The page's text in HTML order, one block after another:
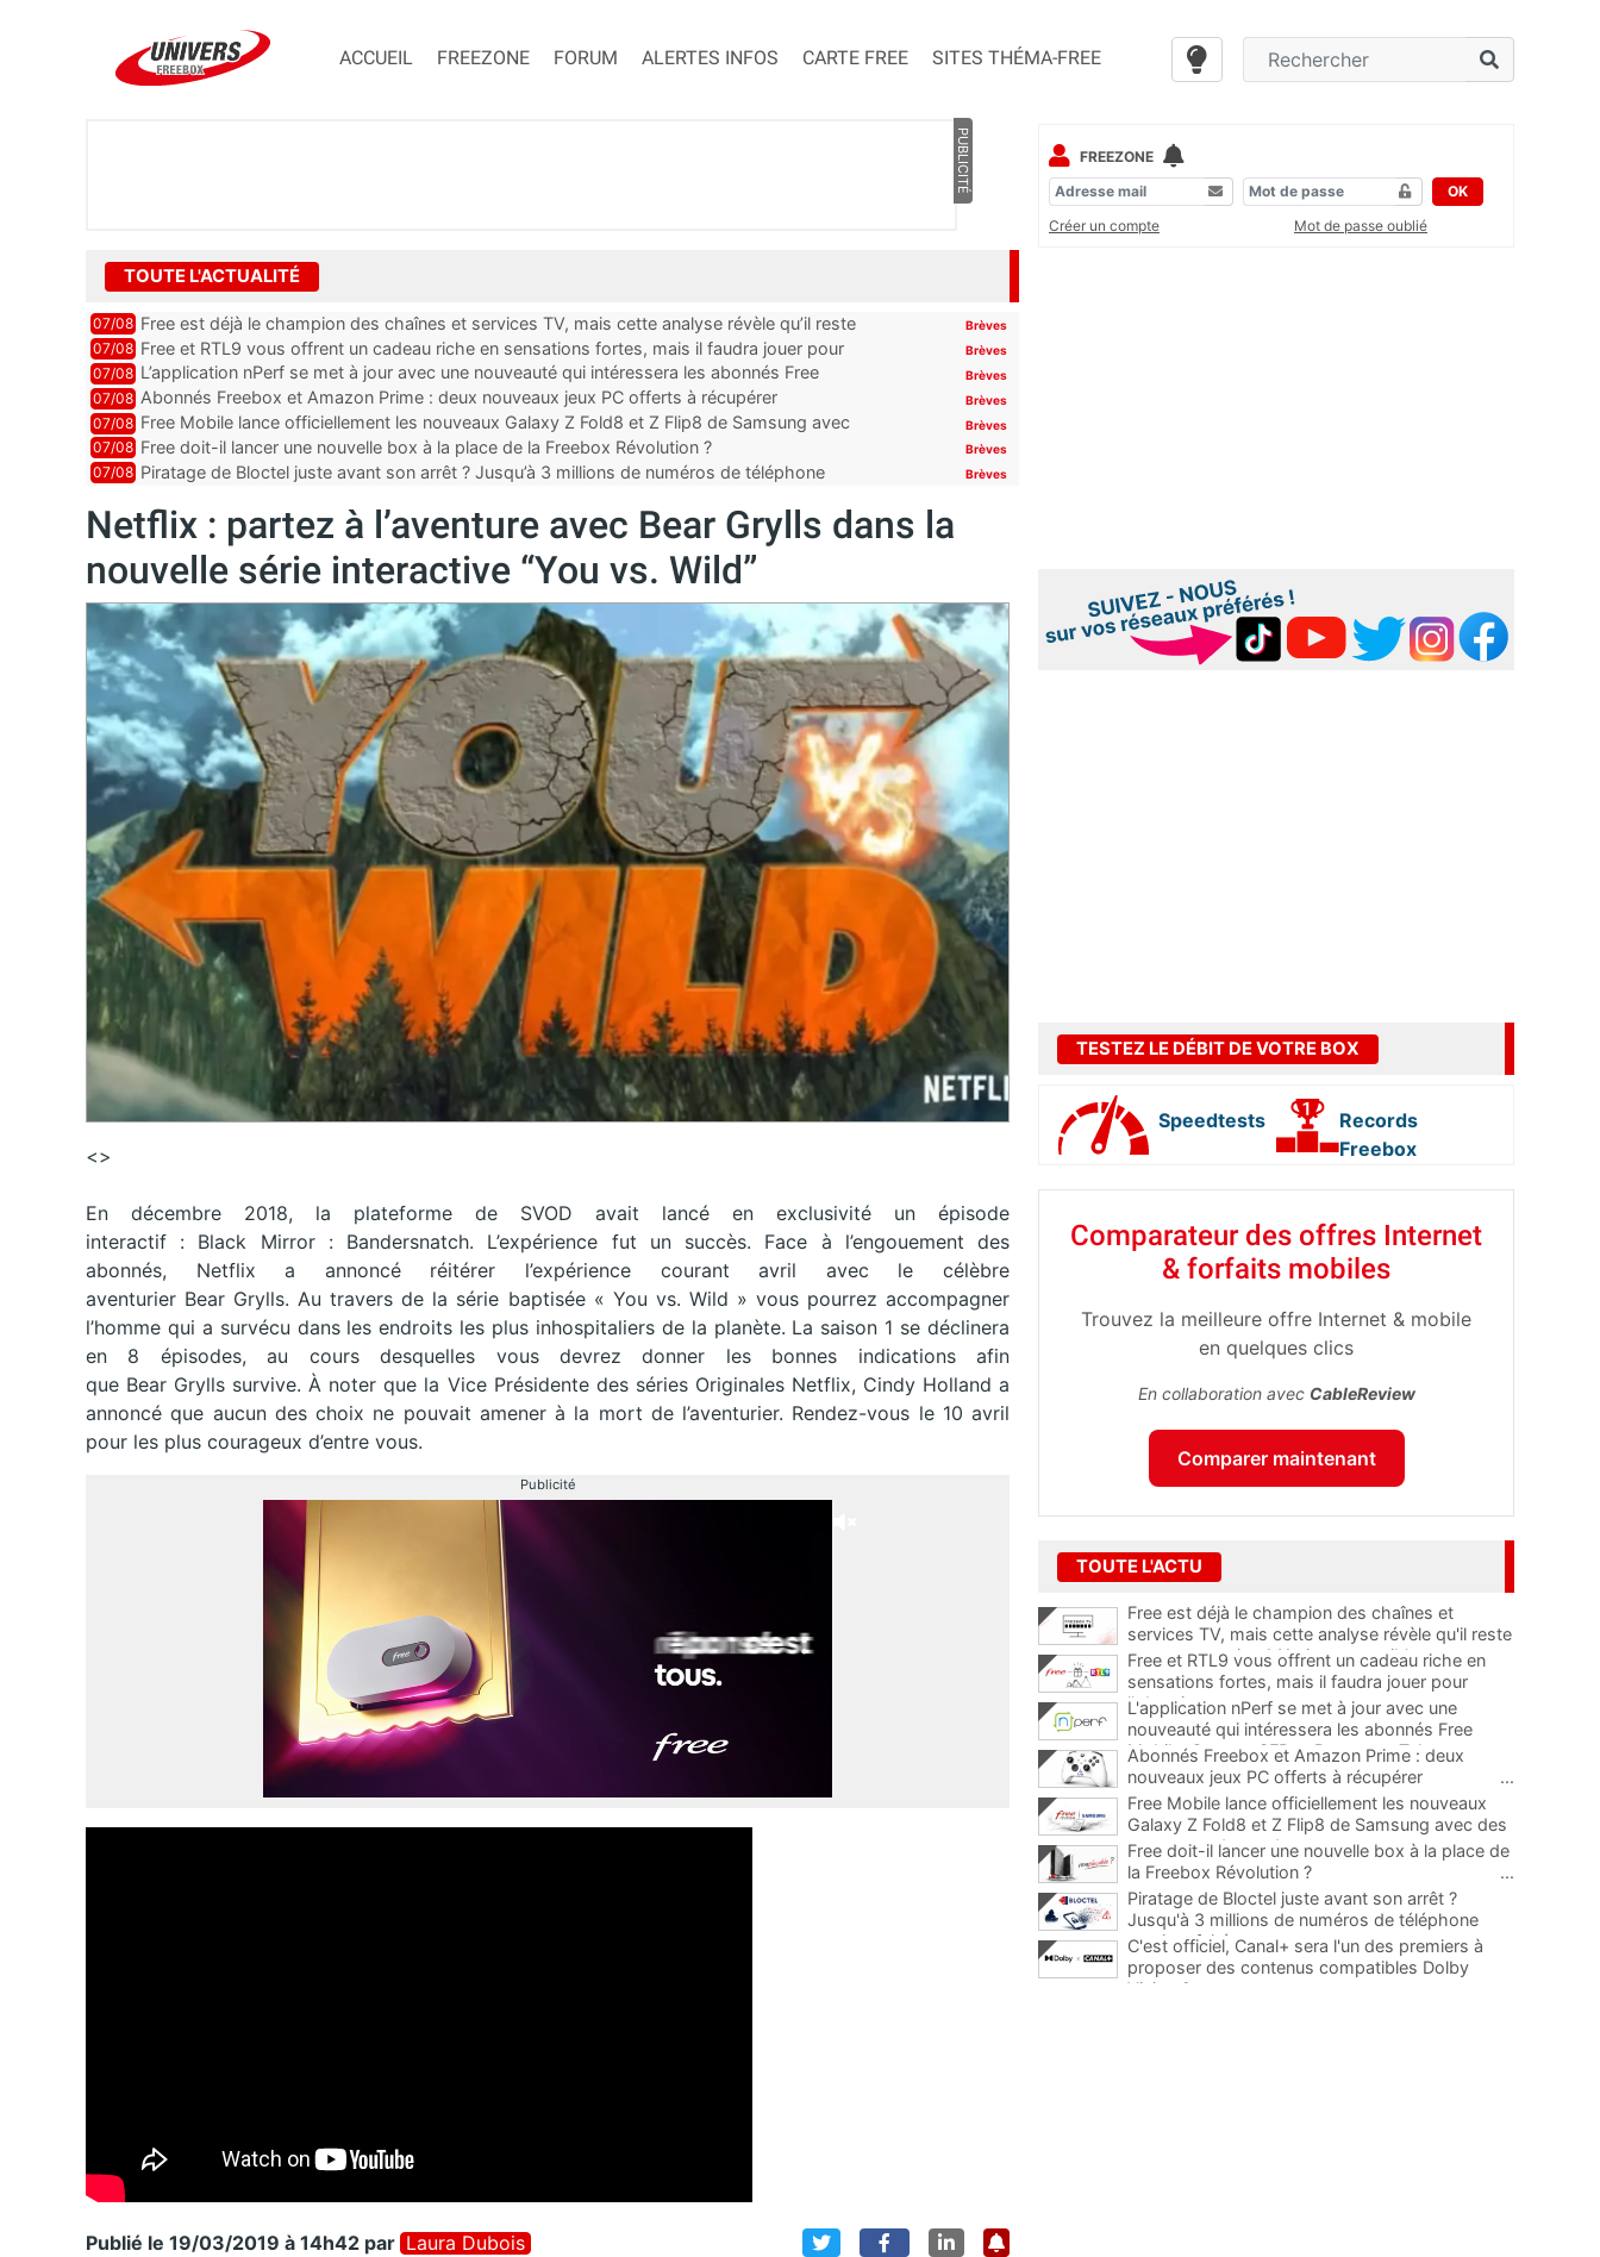
ACCUEIL FREEZONE FORUM ALERTES INFOS CARTE FREE SITES THÉMA-FREE
PUBLICITÉ
TOUTE L'ACTUALITÉ
07/08 Free est déjà le champion des chaînes et services TV, mais cette analyse révèle qu’il reste
encore au moin...
Brèves
07/08 Free et RTL9 vous offrent un cadeau riche en sensations fortes, mais il faudra jouer pour
l’obtenir
Brèves
07/08 L’application nPerf se met à jour avec une nouveauté qui intéressera les abonnés Free
Mobile, Orange, SFR ...
Brèves
07/08 Abonnés Freebox et Amazon Prime : deux nouveaux jeux PC offerts à récupérer Brèves
07/08 Free Mobile lance officiellement les nouveaux Galaxy Z Fold8 et Z Flip8 de Samsung avec
des promos et des cadeaux
Brèves
07/08 Free doit-il lancer une nouvelle box à la place de la Freebox Révolution ? Brèves
07/08 Piratage de Bloctel juste avant son arrêt ? Jusqu’à 3 millions de numéros de téléphone
Brèves
Netflix : partez à l’aventure avec Bear Grylls dans la
nouvelle série interactive “You vs. Wild”
<>
En décembre 2018, la plateforme de SVOD avait lancé en exclusivité un épisode
interactif : Black Mirror : Bandersnatch. L’expérience fut un succès. Face à l’engouement des
abonnés, Netflix a annoncé réitérer l’expérience courant avril avec le célèbre
aventurier Bear Grylls. Au travers de la série baptisée « You vs. Wild » vous pourrez accompagner
l’homme qui a survécu dans les endroits les plus inhospitaliers de la planète. La saison 1 se déclinera
en 8 épisodes, au cours desquelles vous devrez donner les bonnes indications afin
que Bear Grylls survive. À noter que la Vice Présidente des séries Originales Netflix, Cindy Holland a
annoncé que aucun des choix ne pouvait amener à la mort de l’aventurier. Rendez-vous le 10 avril
pour les plus courageux d’entre vous.
Publicité
Publié le 19/03/2019 à 14h42 par Laura Dubois
FREEZONE
OK
Créer un compte
Mot de passe oublié
TESTEZ LE DÉBIT DE VOTRE BOX
Speedtests
Records
Freebox
Comparateur des offres Internet
& forfaits mobiles
Trouvez la meilleure offre Internet & mobile
en quelques clics
En collaboration avec CableReview
Comparer maintenant
TOUTE L'ACTU
Free est déjà le champion des chaînes et
services TV, mais cette analyse révèle qu'il reste
encore au moins 141 ajouts possibles
Free et RTL9 vous offrent un cadeau riche en
sensations fortes, mais il faudra jouer pour
l'obtenir
L'application nPerf se met à jour avec une
nouveauté qui intéressera les abonnés Free
Mobile, Orange, SFR et Bouygues Telecom
Abonnés Freebox et Amazon Prime : deux
nouveaux jeux PC offerts à récupérer
...
Free Mobile lance officiellement les nouveaux
Galaxy Z Fold8 et Z Flip8 de Samsung avec des
promos et des cadeaux
...
Free doit-il lancer une nouvelle box à la place de
la Freebox Révolution ?
...
Piratage de Bloctel juste avant son arrêt ?
Jusqu'à 3 millions de numéros de téléphone
auraient fuité
C'est officiel, Canal+ sera l'un des premiers à
proposer des contenus compatibles Dolby
Vision 2